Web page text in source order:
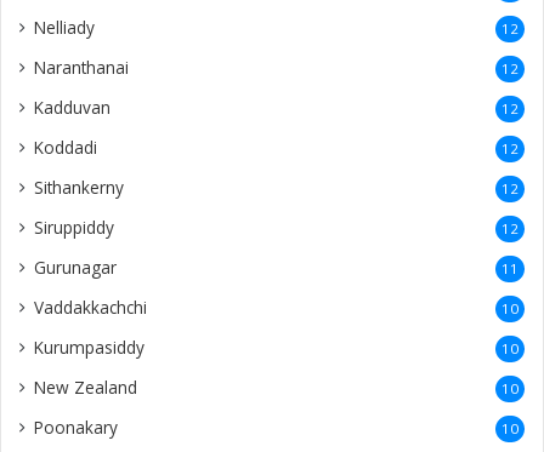
Nelliady 12
Naranthanai 12
Kadduvan 12
Koddadi 12
Sithankerny 12
Siruppiddy 12
Gurunagar 11
Vaddakkachchi 10
Kurumpasiddy 10
New Zealand 10
Poonakary 10